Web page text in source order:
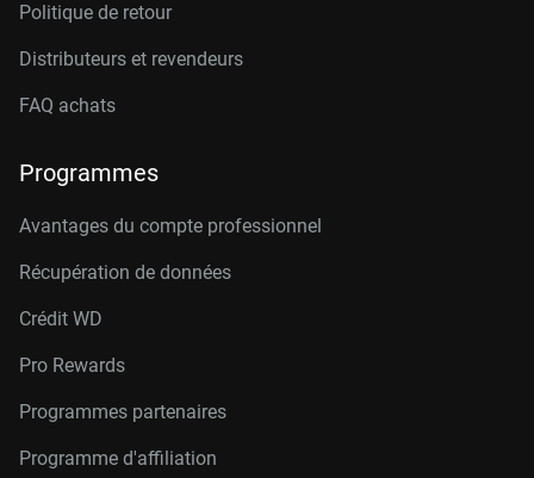
Politique de retour
Distributeurs et revendeurs
FAQ achats
Programmes
Avantages du compte professionnel
Récupération de données
Crédit WD
Pro Rewards
Programmes partenaires
Programme d'affiliation